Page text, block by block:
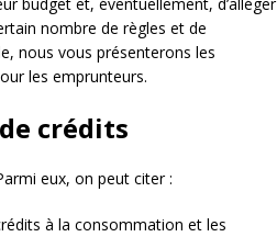
nombre de règles et de
nous vous présenterons les
les emprunteurs.
crédits
eux, on peut citer :
à la consommation et les